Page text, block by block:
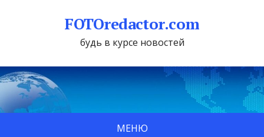
FOTOredactor.com
будь в курсе новостей
МЕНЮ